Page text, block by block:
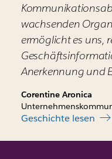
wachsenden
ermöglicht es uns,
Anerkennung und
Corentine Aronica
Geschichte lesen